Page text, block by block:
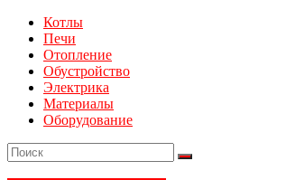
Котлы
Печи
Отопление
Обустройство
Электрика
Материалы
Оборудование